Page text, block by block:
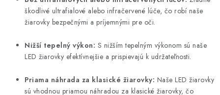
škodlivé ultrafialové alebo infračervené lúče, čo robí naše
žiarovky bezpečnými a príjemnými pre oči.
Nižší tepelný výkon: S nižším tepelným výkonom sú naše
LED žiarovky efektívnejšie a prispievajú k udržateľnosti.
Priama náhrada za klasické žiarovky: Naše LED žiarovky
sú vhodnou priamou náhradou za klasické žiarovky, čo